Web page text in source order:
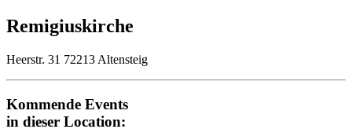
Remigiuskirche
Heerstr. 31 72213 Altensteig
Kommende Events
in dieser Location: